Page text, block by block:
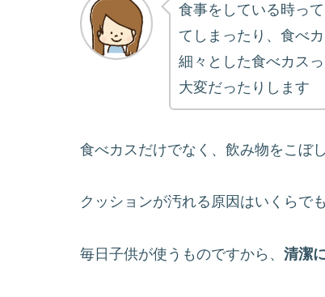
食事をしている時っ
てしまったり、食べ
細々とした食べカス
大変だったりします
食べカスだけでなく、飲み物をこぼ
クッションが汚れる原因はいくらで
毎日子供が使うものですから、 清潔